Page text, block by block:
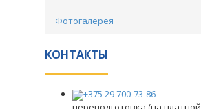
Фотогалерея
КОНТАКТЫ
+375 29 700-73-86